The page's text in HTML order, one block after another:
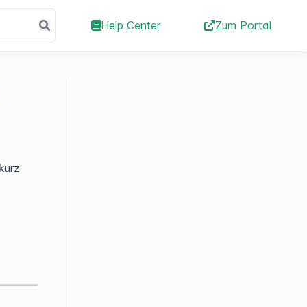
Help Center Zum Portal